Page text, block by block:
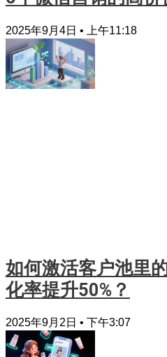
2025年9月4日 上午11:18
如何激活客户池里
化率提升50%？
2025年9月2日 下午3:07